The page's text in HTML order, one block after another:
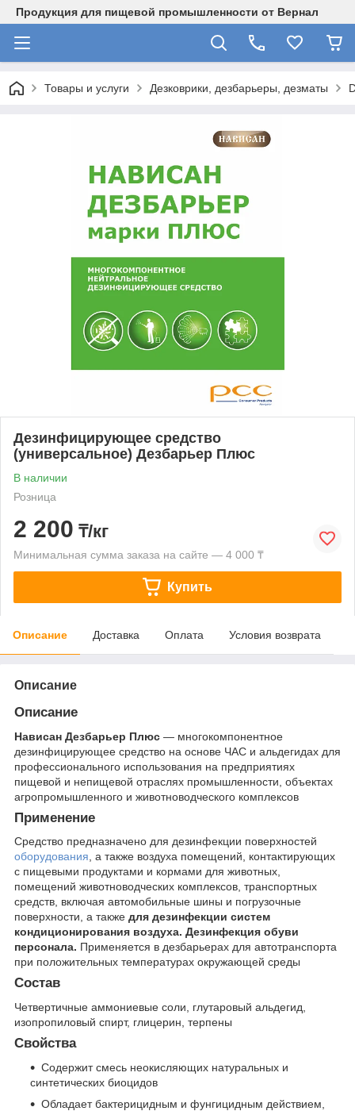
Продукция для пищевой промышленности от Вернал
Товары и услуги Дезковрики, дезбарьеры, дезматы
Дезинфицирующее средство
(универсальное) Дезбарьер Плюс
В наличии
Розница
2 200 ₸/кг
Минимальная сумма заказа на сайте — 4 000 ₸
Купить
Описание Доставка Оплата Условия возврата
Описание
Описание
Нависан Дезбарьер Плюс — многокомпонентное
дезинфицирующее средство на основе ЧАС и альдегидах для
профессионального использования на предприятиях
пищевой и непищевой отраслях промышленности, объектах
агропромышленного и животноводческого комплексов
Применение
Средство предназначено для дезинфекции поверхностей
оборудования, а также воздуха помещений, контактирующих
с пищевыми продуктами и кормами для животных,
помещений животноводческих комплексов, транспортных
средств, включая автомобильные шины и погрузочные
поверхности, а также для дезинфекции систем
кондиционирования воздуха. Дезинфекция обуви
персонала. Применяется в дезбарьерах для автотранспорта
при положительных температурах окружающей среды
Состав
Четвертичные аммониевые соли, глутаровый альдегид,
изопропиловый спирт, глицерин, терпены
Свойства
Содержит смесь неокисляющих натуральных и
синтетических биоцидов
Обладает бактерицидным и фунгицидным действием,